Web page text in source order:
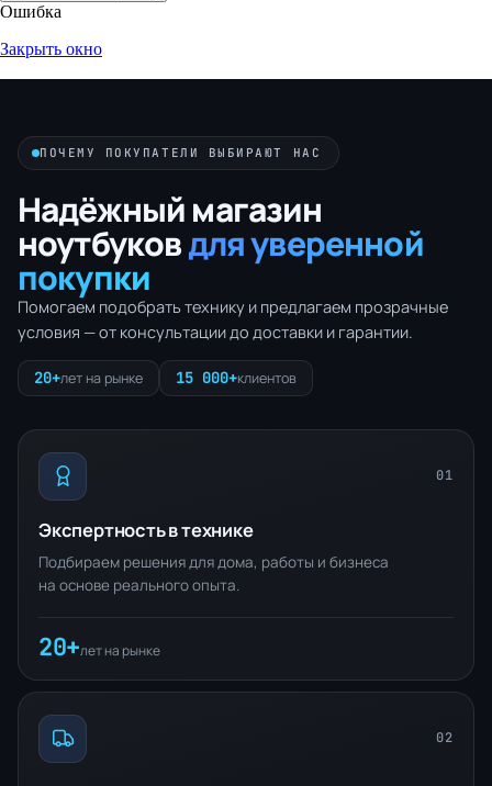
Ошибка
Закрыть окно
ПОЧЕМУ ПОКУПАТЕЛИ ВЫБИРАЮТ НАС
Надёжный магазин
ноутбуковдля уверенной
покупки
Помогаем подобрать технику и предлагаем прозрачные
условия — от консультации до доставки и гарантии.
20+лет на рынке 15 000+клиентов
01
Экспертность в технике
Подбираем решения для дома, работы и бизнеса
на основе реального опыта.
20+лет на рынке
02